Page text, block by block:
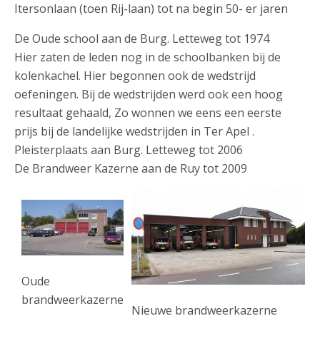
Itersonlaan (toen Rij-laan) tot na begin 50- er jaren
De Oude school aan de Burg. Letteweg tot 1974
Hier zaten de leden nog in de schoolbanken bij de
kolenkachel. Hier begonnen ook de wedstrijd
oefeningen. Bij de wedstrijden werd ook een hoog
resultaat gehaald, Zo wonnen we eens een eerste
prijs bij de landelijke wedstrijden in Ter Apel .
Pleisterplaats aan Burg. Letteweg tot 2006
De Brandweer Kazerne aan de Ruy tot 2009
Oude
brandweerkazerne
Nieuwe brandweerkazerne